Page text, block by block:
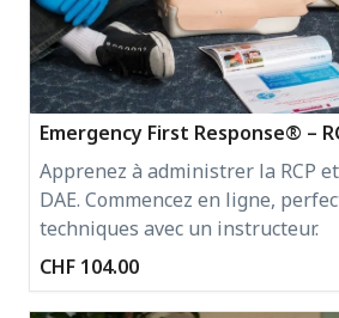
Emergency First Response® –
Apprenez à administrer la RCP
DAE. Commencez en ligne,
techniques avec un instructeur.
CHF 104.00